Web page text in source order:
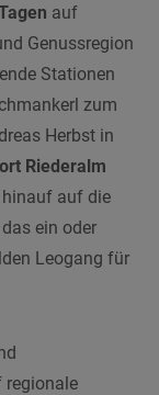
auf
Genussregion
Stationen
zum
Herbst in
Riederalm
hinauf auf die
ein oder
Leogang für
regionale